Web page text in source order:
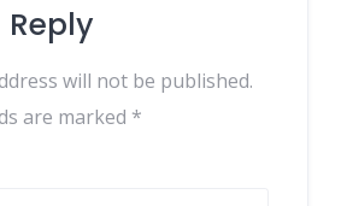
Reply
will not be published.
are marked *